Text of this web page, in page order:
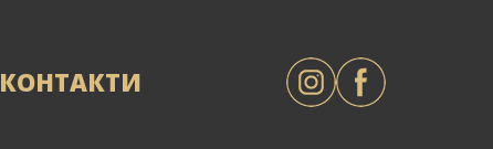
КОНТАКТИ